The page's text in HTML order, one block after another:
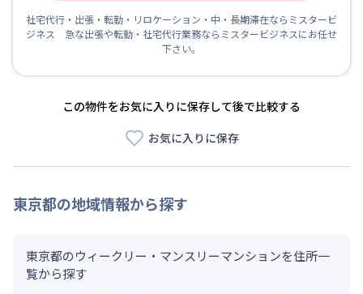
社宅代行・出張・転勤・リロケーション・中・長期滞在ならミスタービ
ジネス 急な出張や転勤・社宅代行業務ならミスタービジネスにお任せ
下さい。
この物件をお気に入りに保存して後で比較する
お気に入りに保存
東京都の地域情報から探す
東京都のウィークリー・マンスリーマンションを住所一
覧から探す